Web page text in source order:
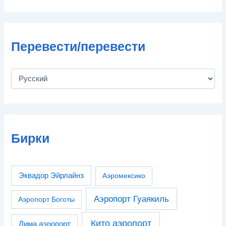
Перевести/перевести
Бирки
Эквадор Эйрлайнз Аэромексико
Аэропорт Боготы Аэропорт Гуаякиль
Лима аэропорт Кито аэропорт